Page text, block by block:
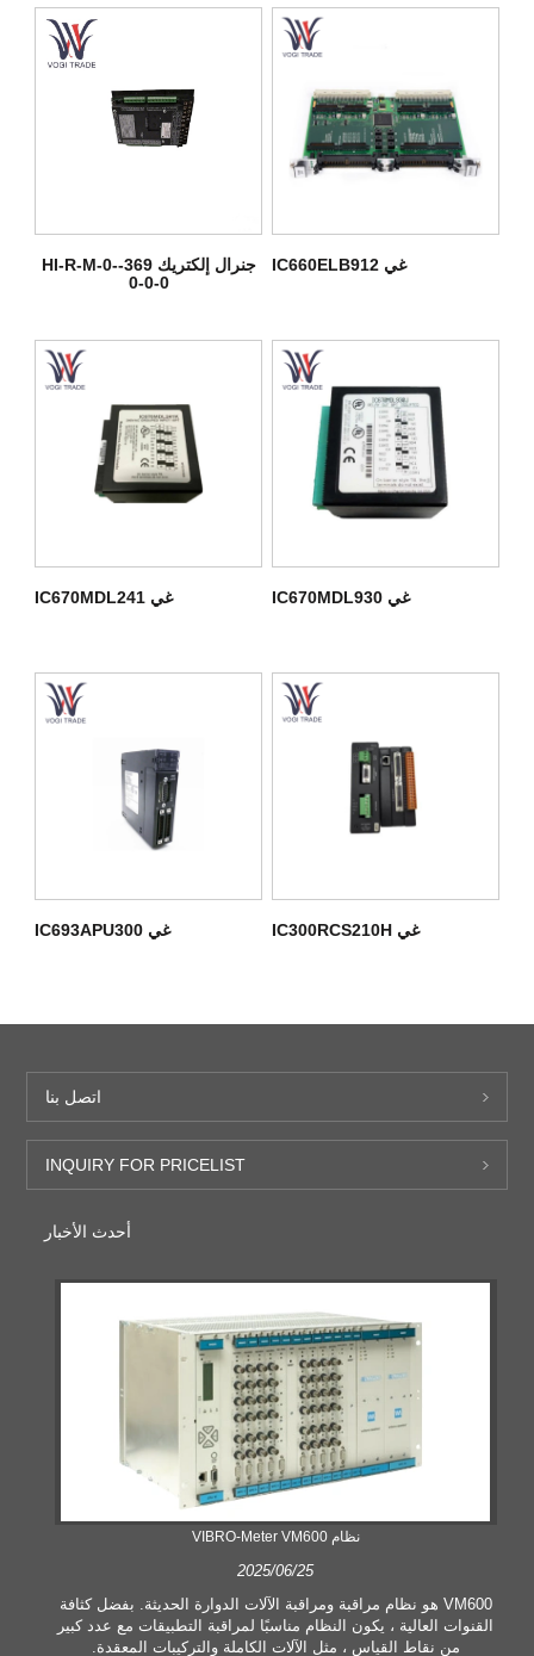
جنرال إلكتريك 369-HI-R-M-0-
0-0-0
غي IC660ELB912
غي IC670MDL241 غي IC670MDL930
غي IC693APU300 غي IC300RCS210H
اتصل بنا
INQUIRY FOR PRICELIST
أحدث الأخبار
نظام VIBRO-Meter VM600
2025/06/25
VM600 هو نظام مراقبة ومراقبة الآلات الدوارة الحديثة. بفضل كثافة
القنوات العالية ، يكون النظام مناسبًا لمراقبة التطبيقات مع عدد كبير
من نقاط القياس ، مثل الآلات الكاملة والتركيبات المعقدة.